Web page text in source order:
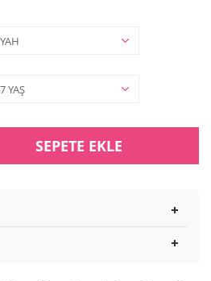
SEPETE EKLE